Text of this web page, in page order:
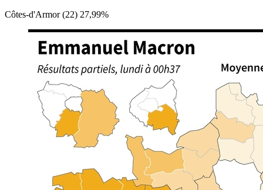
Côtes-d'Armor (22) 27,99%